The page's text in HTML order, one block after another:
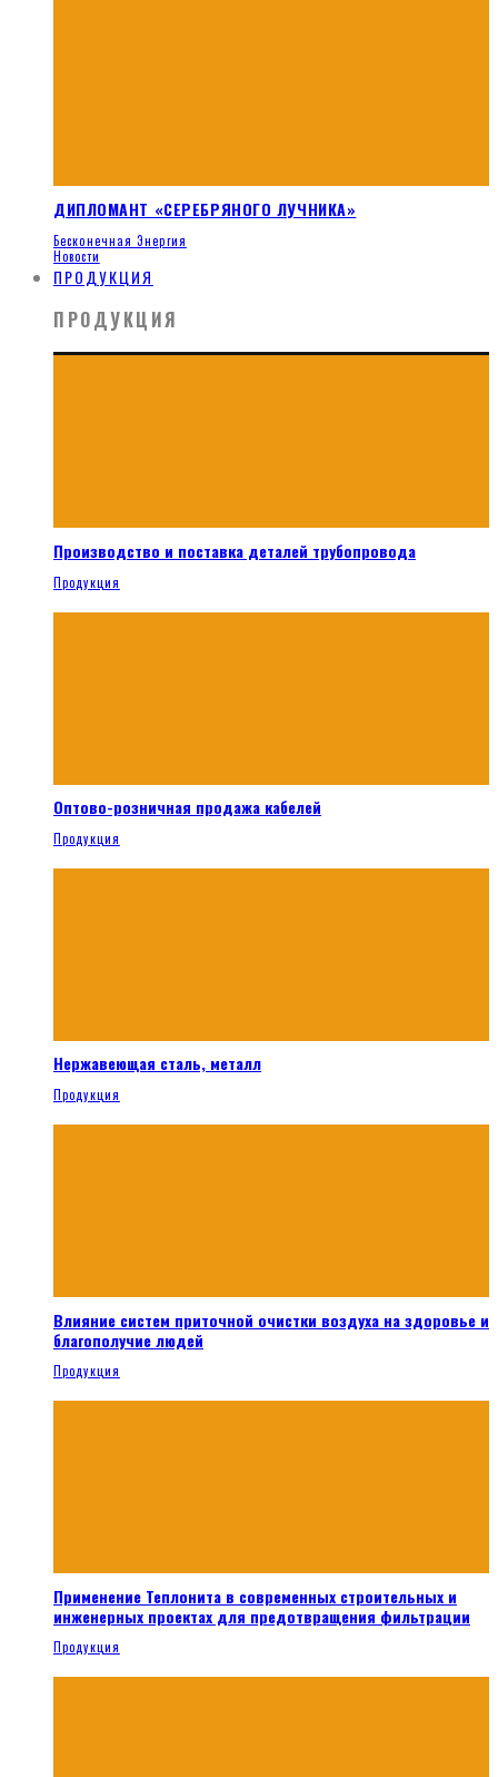
ДИПЛОМАНТ «СЕРЕБРЯНОГО ЛУЧНИКА»
Бесконечная Энергия
Новости
ПРОДУКЦИЯ
ПРОДУКЦИЯ
Производство и поставка деталей трубопровода
Продукция
Оптово-розничная продажа кабелей
Продукция
Нержавеющая сталь, металл
Продукция
Влияние систем приточной очистки воздуха на здоровье и
благополучие людей
Продукция
Применение Теплонита в современных строительных и
инженерных проектах для предотвращения фильтрации
Продукция